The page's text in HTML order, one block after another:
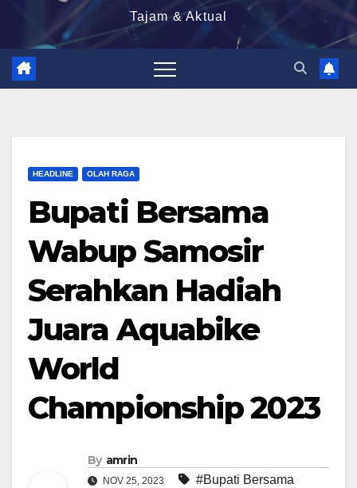
Tajam & Aktual
HEADLINE OLAH RAGA
Bupati Bersama
Wabup Samosir
Serahkan Hadiah
Juara Aquabike
World
Championship 2023
By amrin
NOV 25, 2023
#Bupati Bersama